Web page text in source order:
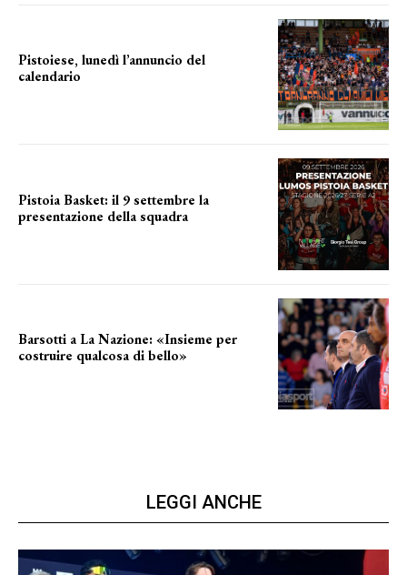
Pistoiese, lunedì l’annuncio del
calendario
Pistoia Basket: il 9 settembre la
presentazione della squadra
Barsotti a La Nazione: «Insieme per
costruire qualcosa di bello»
LEGGI ANCHE